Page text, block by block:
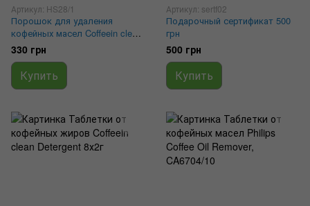
Артикул: HS28/1
Порошок для удаления
кофейных масел Coffeein clean
Detergent 900г
330 грн
Купить
Артикул: sertf02
Подарочный сертификат 500
грн
500 грн
Купить